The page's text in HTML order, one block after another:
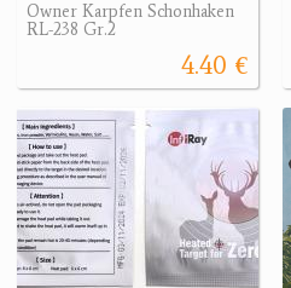
Owner Karpfen Schonhaken
RL-238 Gr.2
4.40 €